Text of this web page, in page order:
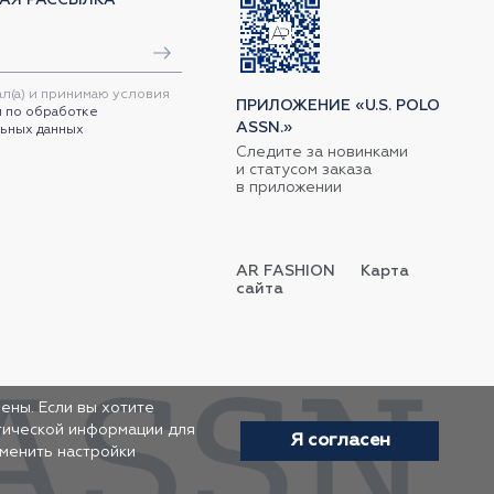
и принимаю условия
по обработке
данных
ПРИЛОЖЕНИЕ «U.S. POLO
ASSN.»
Следите за новинками
и статусом заказа
в приложении
AR FASHION
Карта
сайта
Если вы хотите
информации для
настройки
Я согласен